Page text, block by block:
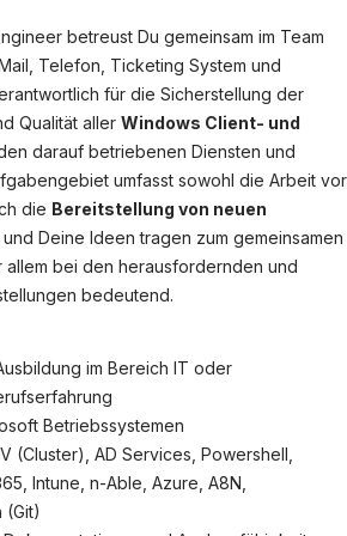
betreust Du gemeinsam im Team
Telefon, Ticketing System und
für die Sicherstellung der
Qualität aller Windows Client- und
darauf betriebenen Diensten und
umfasst sowohl die Arbeit vor
die Bereitstellung von neuen
und Deine Ideen tragen zum gemeinsamen
bei den herausfordernden und
bedeutend.
im Bereich IT oder
Betriebssystemen
(Cluster), AD Services, Powershell,
Intune, n-Able, Azure, A8N,
(Git)
ImpressumAGB